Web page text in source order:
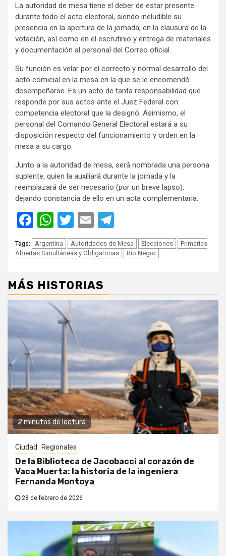
La autoridad de mesa tiene el deber de estar presente
durante todo el acto electoral, siendo ineludible su
presencia en la apertura de la jornada, en la clausura de la
votación, así como en el escrutinio y entrega de materiales
y documentación al personal del Correo oficial.
Su función es velar por el correcto y normal desarrollo del
acto comicial en la mesa en la que se le encomendó
desempeñarse. Es un acto de tanta responsabilidad que
responde por sus actos ante el Juez Federal con
competencia electoral que la designó. Asimismo, el
personal del Comando General Electoral estará a su
disposición respecto del funcionamiento y orden en la
mesa a su cargo.
Junto a la autoridad de mesa, será nombrada una persona
suplente, quien la auxiliará durante la jornada y la
reemplazará de ser necesario (por un breve lapso),
dejando constancia de ello en un acta complementaria.
Facebook
WhatsApp
Twitter
Email
Tags: Argentina Autoridades de Mesa Elecciones
Primarias
Abiertas Simultáneas y Obligatorias
Río Negro
MÁS HISTORIAS
2 minutos de lectura
Ciudad Regionales
De la Biblioteca de Jacobacci al corazón de
Vaca Muerta: la historia de la ingeniera
Fernanda Montoya
28 de febrero de 2026